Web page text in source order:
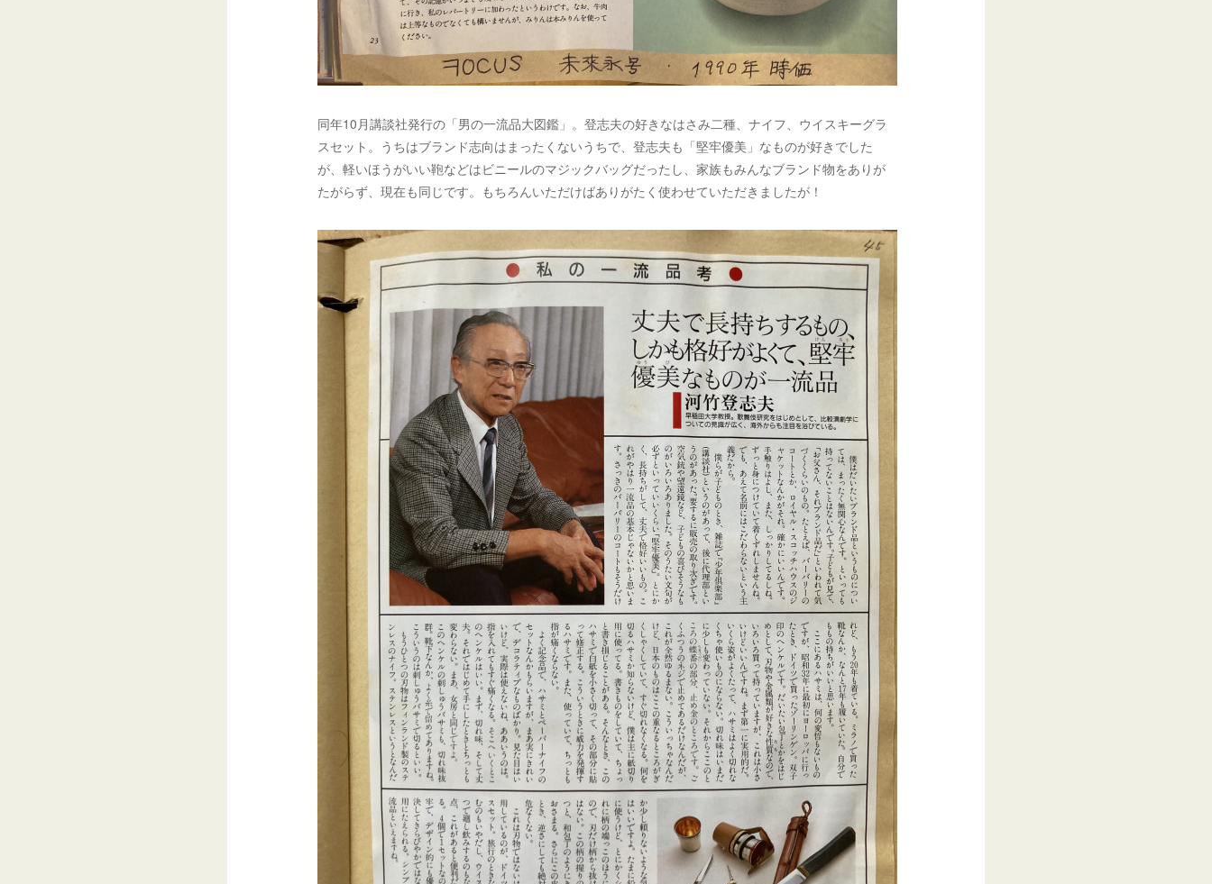
同年10月講談社発行の「男の一流品大図鑑」。登志夫の好きなはさみ二種、ナイフ、ウイスキーグラ
スセット。うちはブランド志向はまったくないうちで、登志夫も「堅牢優美」なものが好きでした
が、軽いほうがいい鞄などはビニールのマジックバッグだったし、家族もみんなブランド物をありが
たがらず、現在も同じです。もちろんいただけばありがたく使わせていただきましたが！